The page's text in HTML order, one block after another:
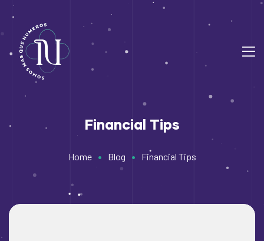
Financial Tips
Home • Blog • Financial Tips